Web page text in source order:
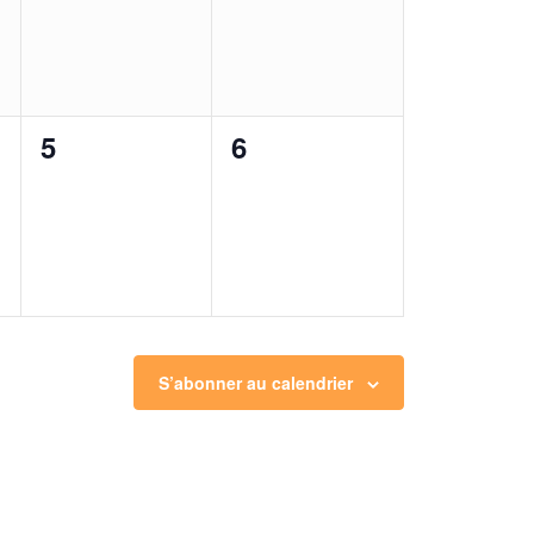
0
5
0
6
S’abonner au calendrier